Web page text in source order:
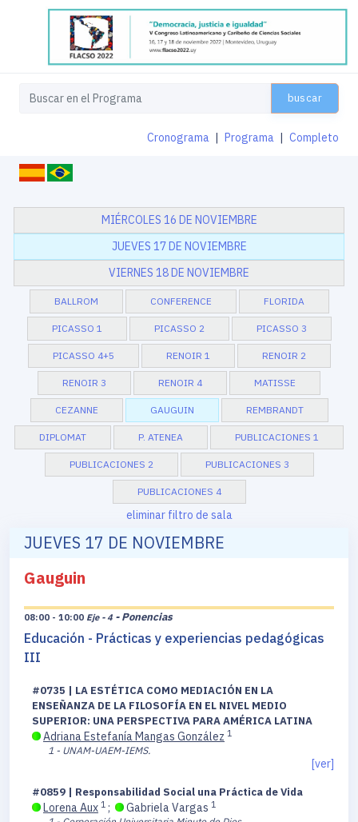
buscar
Cronograma | Programa | Completo
MIÉRCOLES 16 DE NOVIEMBRE
JUEVES 17 DE NOVIEMBRE
VIERNES 18 DE NOVIEMBRE
BALLROM CONFERENCE FLORIDA
PICASSO 1 PICASSO 2 PICASSO 3
PICASSO 4+5 RENOIR 1 RENOIR 2
RENOIR 3 RENOIR 4 MATISSE
CEZANNE GAUGUIN REMBRANDT
DIPLOMAT P. ATENEA PUBLICACIONES 1
PUBLICACIONES 2 PUBLICACIONES 3
PUBLICACIONES 4
eliminar filtro de sala
JUEVES 17 DE NOVIEMBRE
Gauguin
08:00 - 10:00 Eje - 4 - Ponencias
Educación - Prácticas y experiencias pedagógicas
III
#0735 | LA ESTÉTICA COMO MEDIACIÓN EN LA
ENSEÑANZA DE LA FILOSOFÍA EN EL NIVEL MEDIO
SUPERIOR: UNA PERSPECTIVA PARA AMÉRICA LATINA
Adriana Estefanía Mangas González 1
1 - UNAM-UAEM-IEMS.
[ver]
#0859 | Responsabilidad Social una Práctica de Vida
Lorena Aux 1 ; Gabriela Vargas 1